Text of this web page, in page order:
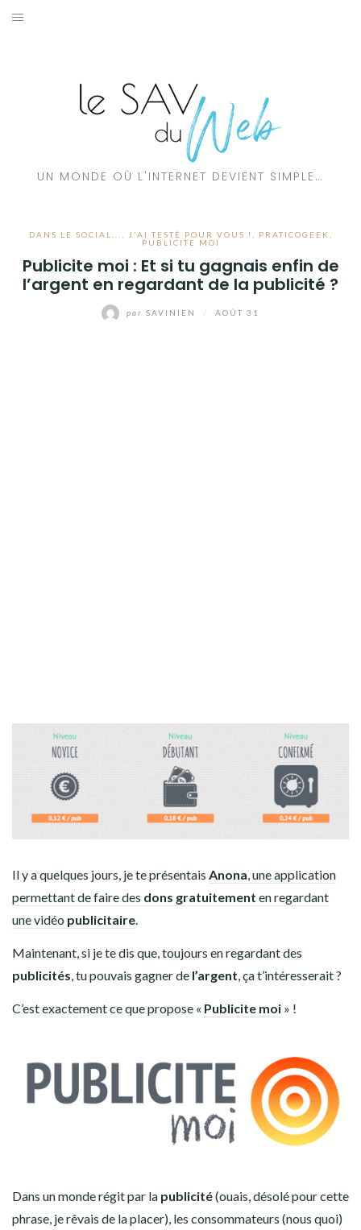
Aller
UN MONDE OÙ L'INTERNET DEVIENT SIMPLE…
DANS LE SOCIAL... J'AI TESTÉ POUR VOUS ! PRATICOGEEK
PUBLICITE MOI
Publicite moi : Et si tu gagnais enfin de
l’argent en regardant de la publicité ?
par SAVINIEN AOÛT 31
Il y a quelques jours, je te présentais Anona, une application
permettant de faire des dons gratuitement en regardant
une vidéo publicitaire.
Maintenant, si je te dis que, toujours en regardant des
publicités, tu pouvais gagner de l’argent, ça t’intéresserait ?
C’est exactement ce que propose « Publicite moi » !
Dans un monde régit par la publicité(ouais, désolé pour cette
phrase, je rêvais de la placer), les consommateurs (nous quoi)
J’AI TESTÉ POUR VOUS !
ASTUCES IPHONE
APP’TÉLÉCHARGER !
ASTUCES FACEBOOK